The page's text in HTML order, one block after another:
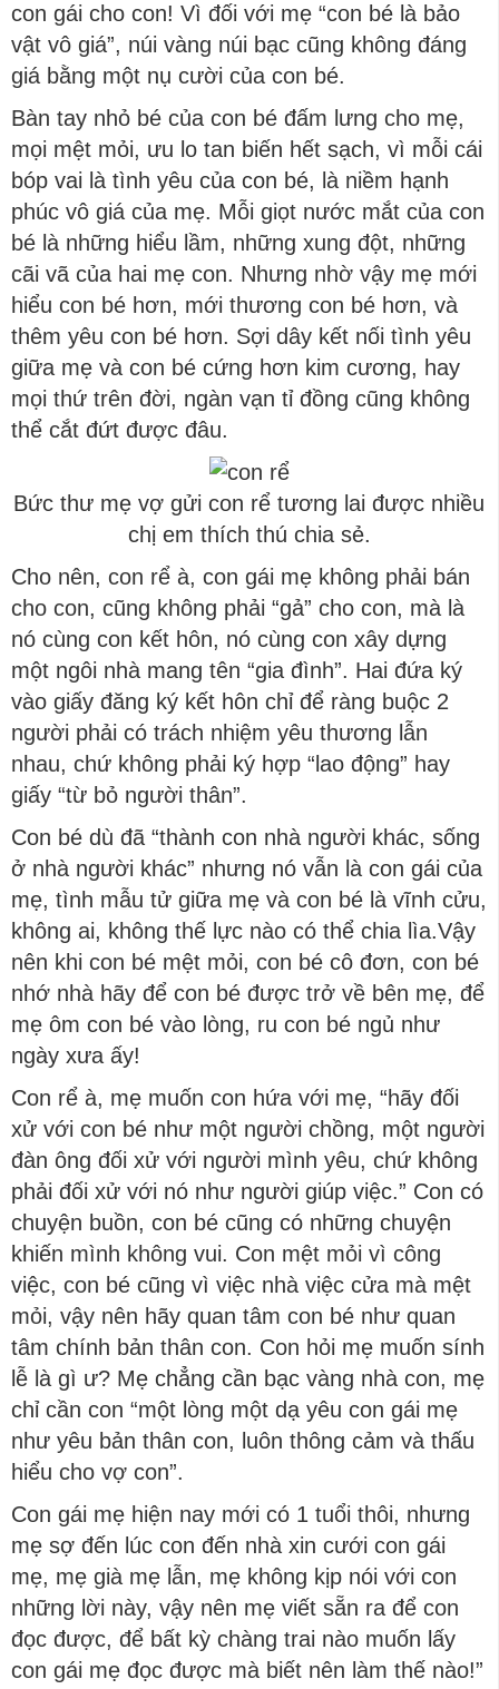
con gái cho con! Vì đối với mẹ “con bé là bảo
vật vô giá”, núi vàng núi bạc cũng không đáng
giá bằng một nụ cười của con bé.
Bàn tay nhỏ bé của con bé đấm lưng cho mẹ,
mọi mệt mỏi, ưu lo tan biến hết sạch, vì mỗi cái
bóp vai là tình yêu của con bé, là niềm hạnh
phúc vô giá của mẹ. Mỗi giọt nước mắt của con
bé là những hiểu lầm, những xung đột, những
cãi vã của hai mẹ con. Nhưng nhờ vậy mẹ mới
hiểu con bé hơn, mới thương con bé hơn, và
thêm yêu con bé hơn. Sợi dây kết nối tình yêu
giữa mẹ và con bé cứng hơn kim cương, hay
mọi thứ trên đời, ngàn vạn tỉ đồng cũng không
thể cắt đứt được đâu.
Bức thư mẹ vợ gửi con rể tương lai được nhiều
chị em thích thú chia sẻ.
Cho nên, con rể à, con gái mẹ không phải bán
cho con, cũng không phải “gả” cho con, mà là
nó cùng con kết hôn, nó cùng con xây dựng
một ngôi nhà mang tên “gia đình”. Hai đứa ký
vào giấy đăng ký kết hôn chỉ để ràng buộc 2
người phải có trách nhiệm yêu thương lẫn
nhau, chứ không phải ký hợp “lao động” hay
giấy “từ bỏ người thân”.
Con bé dù đã “thành con nhà người khác, sống
ở nhà người khác” nhưng nó vẫn là con gái của
mẹ, tình mẫu tử giữa mẹ và con bé là vĩnh cửu,
không ai, không thế lực nào có thể chia lìa.Vậy
nên khi con bé mệt mỏi, con bé cô đơn, con bé
nhớ nhà hãy để con bé được trở về bên mẹ, để
mẹ ôm con bé vào lòng, ru con bé ngủ như
ngày xưa ấy!
Con rể à, mẹ muốn con hứa với mẹ, “hãy đối
xử với con bé như một người chồng, một người
đàn ông đối xử với người mình yêu, chứ không
phải đối xử với nó như người giúp việc.” Con có
chuyện buồn, con bé cũng có những chuyện
khiến mình không vui. Con mệt mỏi vì công
việc, con bé cũng vì việc nhà việc cửa mà mệt
mỏi, vậy nên hãy quan tâm con bé như quan
tâm chính bản thân con. Con hỏi mẹ muốn sính
lễ là gì ư? Mẹ chẳng cần bạc vàng nhà con, mẹ
chỉ cần con “một lòng một dạ yêu con gái mẹ
như yêu bản thân con, luôn thông cảm và thấu
hiểu cho vợ con”.
Con gái mẹ hiện nay mới có 1 tuổi thôi, nhưng
mẹ sợ đến lúc con đến nhà xin cưới con gái
mẹ, mẹ già mẹ lẫn, mẹ không kịp nói với con
những lời này, vậy nên mẹ viết sẵn ra để con
đọc được, để bất kỳ chàng trai nào muốn lấy
con gái mẹ đọc được mà biết nên làm thế nào!”